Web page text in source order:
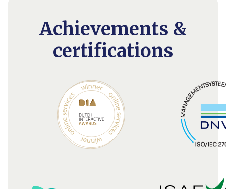
Achievements &
certifications